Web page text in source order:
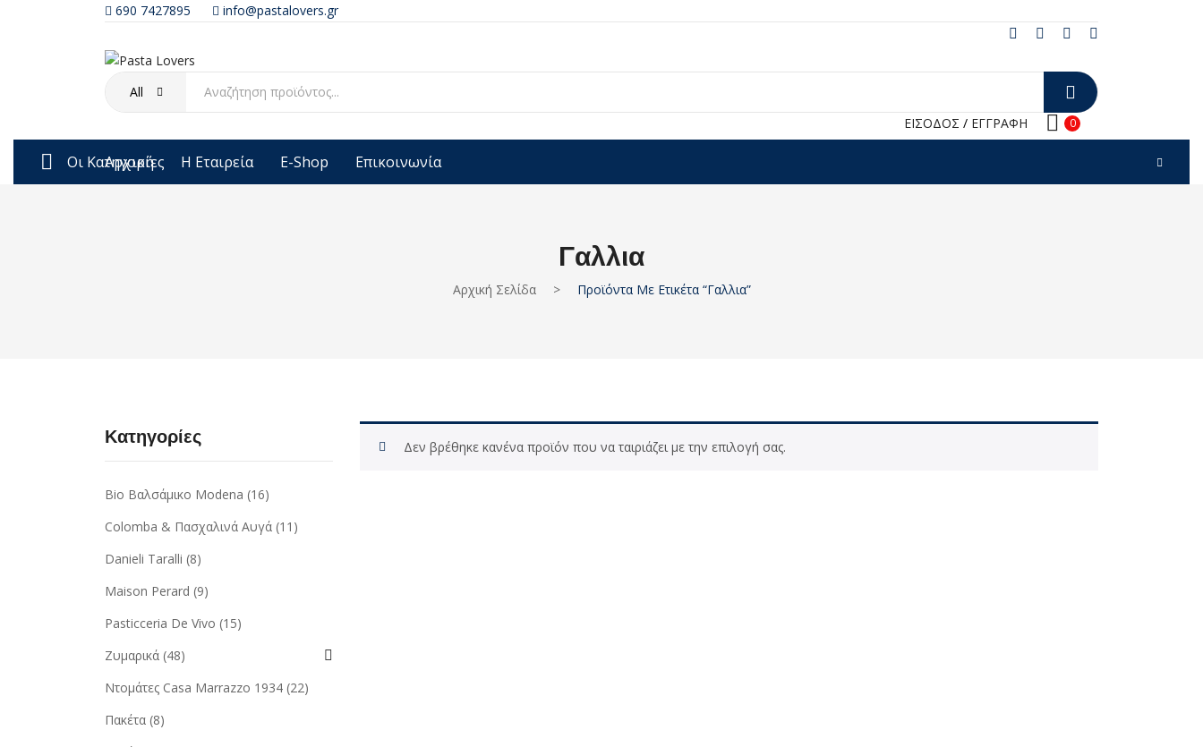
690 7427895 info@pastalovers.gr
All
ΕΙΣΟΔΟΣ / ΕΓΓΡΑΦΗ 0
Οι Κατηγορίες
Αρχική Η Εταιρεία E-Shop Επικοινωνία
Γαλλια
Αρχική Σελίδα > Προϊόντα Με Ετικέτα “Γαλλια”
Δεν βρέθηκε κανένα προϊόν που να ταιριάζει με την επιλογή σας.
Κατηγορίες
Bio Βαλσάμικο Modena (16)
Colomba & Πασχαλινά Αυγά (11)
Danieli Taralli (8)
Maison Perard (9)
Pasticceria De Vivo (15)
Ζυμαρικά (48)
Ντομάτες Casa Marrazzo 1934 (22)
Πακέτα (8)